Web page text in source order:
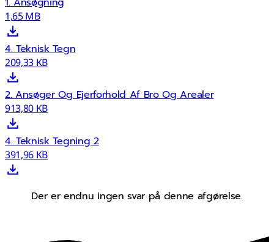
1,65 MB
4. Teknisk Tegn
209,33 KB
2. Ansøger Og Ejerforhold Af Bro Og Arealer
913,80 KB
4. Teknisk Tegning 2
391,96 KB
Der er endnu ingen svar på denne afgørelse.